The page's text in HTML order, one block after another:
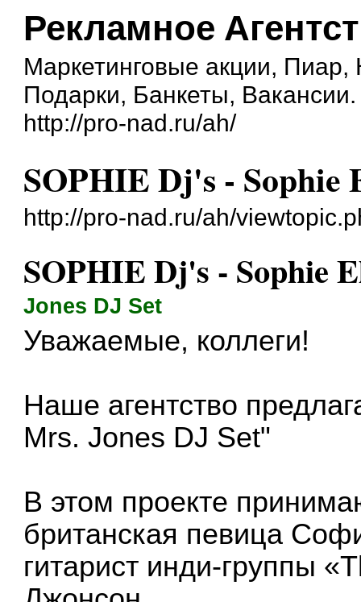
Рекламное
Маркетинговые акции,
Подарки, Банкеты, Вакансии.
http://pro-nad.ru/ah/
SOPHIE Dj's - Sophie
http://pro-nad.ru/ah/
SOPHIE Dj's - Sophie
Jones DJ Set
Уважаемые, коллеги!
Наше агентство
Mrs. Jones DJ Set"
В этом проекте
британская певица
гитарист инди-группы